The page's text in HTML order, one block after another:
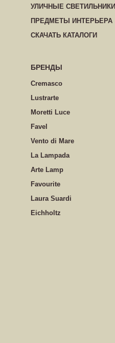
УЛИЧНЫЕ СВЕТИЛЬНИКИ
ПРЕДМЕТЫ ИНТЕРЬЕРА
СКАЧАТЬ КАТАЛОГИ
БРЕНДЫ
Cremasco
Lustrarte
Moretti Luce
Favel
Vento di Mare
La Lampada
Arte Lamp
Favourite
Laura Suardi
Eichholtz